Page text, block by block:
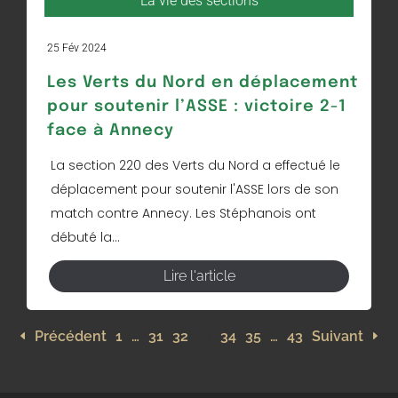
25 Fév 2024
Les Verts du Nord en déplacement
pour soutenir l’ASSE : victoire 2-1
face à Annecy
La section 220 des Verts du Nord a effectué le
déplacement pour soutenir l'ASSE lors de son
match contre Annecy. Les Stéphanois ont
débuté la...
Lire l'article
Précédent 1 … 31 32 34 35 … 43 Suivant